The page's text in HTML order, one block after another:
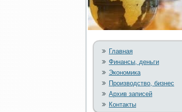
Главная
Финансы, деньги
Экономика
Производство, бизнес
Архив записей
Контакты